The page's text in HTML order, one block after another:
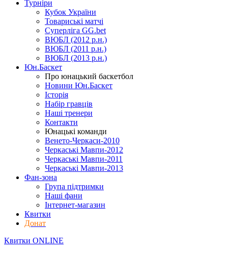
Турніри
Кубок України
Товариські матчі
Суперліга GG.bet
ВЮБЛ (2012 р.н.)
ВЮБЛ (2011 р.н.)
ВЮБЛ (2013 р.н.)
Юн.Баскет
Про юнацький баскетбол
Новини Юн.Баскет
Історія
Набір гравців
Наші тренери
Контакти
Юнацькі команди
Венето-Черкаси-2010
Черкаські Мавпи-2012
Черкаські Мавпи-2011
Черкаські Мавпи-2013
Фан-зона
Група підтримки
Наші фани
Інтернет-магазин
Квитки
Донат
Квитки ONLINE